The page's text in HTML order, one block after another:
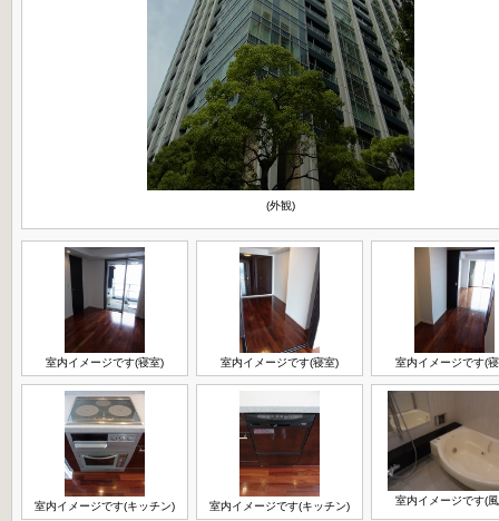
(外観)
室内イメージです(寝室) 室内イメージです(寝室) 室内イメージです(
室内イメージです(キッチン) 室内イメージです(キッチン) 室内イメージです(